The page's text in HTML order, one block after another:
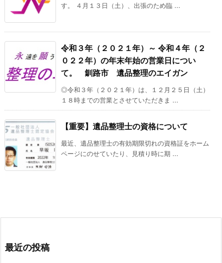
す。 ４月１３日（土）、出張のため臨 ...
令和３年（２０２１年）～ 令和４年（２
０２２年）の年末年始の営業日につい
て。 釧路市 遺品整理のエイガン
◎令和３年（２０２１年）は、１２月２５日（土）
１８時までの営業とさせていただきま ...
【重要】遺品整理士の資格について
最近、遺品整理士の有効期限切れの資格証をホーム
ページにのせていたり、見積り時に期 ...
最近の投稿